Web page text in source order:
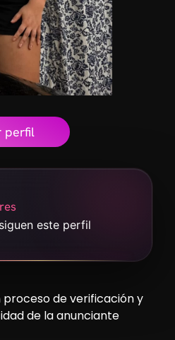
perfil
este perfil
de verificación y
de la anunciante